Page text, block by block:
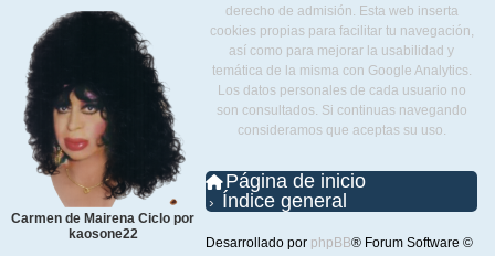
Carmen de Mairena Ciclo por
kaosone22
derecho de admisión. Esta web inserta
cookies propias para facilitar tu navegación,
así como para mejorar la usabilidad y
temática de la misma con Google Analytics.
Los datos personales de cada usuario no
son consultados. Si continuas navegando
consideramos que aceptas su uso.
Página de inicio
Índice general
Desarrollado por phpBB® Forum Software ©